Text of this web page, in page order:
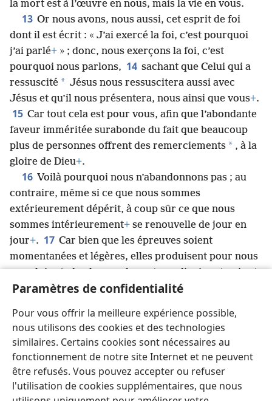
Paramètres de confidentialité
Pour vous offrir la meilleure expérience possible,
nous utilisons des cookies et des technologies
similaires. Certains cookies sont nécessaires au
fonctionnement de notre site Internet et ne peuvent
être refusés. Vous pouvez accepter ou refuser
l'utilisation de cookies supplémentaires, que nous
la mort est à l’œuvre en nous, mais la vie en vous.
13 Or nous avons, nous aussi, cet esprit de foi
dont il est écrit : « J’ai exercé la foi, c’est pourquoi
j’ai parlé+ » ; donc, nous exerçons la foi, c’est
pourquoi nous parlons, 14 sachant que Celui qui a
ressuscité * Jésus nous ressuscitera aussi avec
Jésus et qu’il nous présentera, nous ainsi que vous+.
15 Car tout cela est pour vous, afin que l’abondante
faveur imméritée surabonde du fait que beaucoup
plus de personnes offrent des remerciements * , à la
gloire de Dieu+.
16 Voilà pourquoi nous n’abandonnons pas ; au
contraire, même si ce que nous sommes
extérieurement dépérit, à coup sûr ce que nous
sommes intérieurement+ se renouvelle de jour en
jour+. 17 Car bien que les épreuves soient
momentanées et légères, elles produisent pour nous
une gloire * de plus en plus extraordinaire et qui est
éternelle+. 18 Aussi nous fixons nos yeux, non pas
voient pas +, car les choses qui se voient sont
temporaires, mais celles qui ne se voient pas sont
éternelles.